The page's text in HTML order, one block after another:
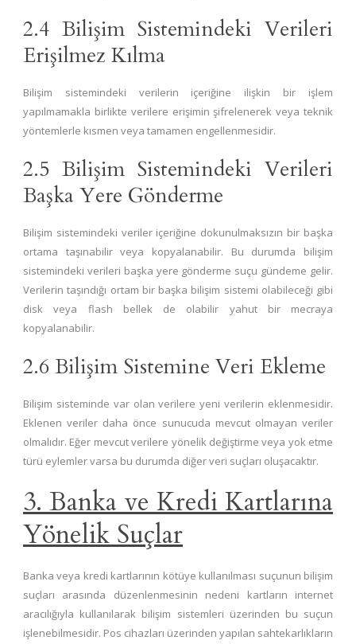
2.4 Bilişim Sistemindeki Verileri
Erişilmez Kılma
Bilişim sistemindeki verilerin içeriğine ilişkin bir işlem
yapılmamakla birlikte verilere erişimin şifrelenerek veya teknik
yöntemlerle kısmen veya tamamen engellenmesidir.
2.5 Bilişim Sistemindeki Verileri
Başka Yere Gönderme
Bilişim sistemindeki veriler içeriğine dokunulmaksızın bir başka
ortama taşınabilir veya kopyalanabilir. Bu durumda bilişim
sistemindeki verileri başka yere gönderme suçu gündeme gelir.
Verilerin taşındığı ortam bir başka bilişim sistemi olabileceği gibi
disk veya flash bellek de olabilir yahut bir mecraya
kopyalanabilir.
2.6 Bilişim Sistemine Veri Ekleme
Bilişim sisteminde var olan verilere yeni verilerin eklenmesidir.
Eklenen veriler daha önce sunucuda mevcut olmayan veriler
olmalıdır. Eğer mevcut verilere yönelik değiştirme veya yok etme
türü eylemler varsa bu durumda diğer veri suçları oluşacaktır.
3. Banka ve Kredi Kartlarına
Yönelik Suçlar
Banka veya kredi kartlarının kötüye kullanılması suçunun bilişim
suçları arasında düzenlenmesinin nedeni kartların internet
aracılığıyla kullanılarak bilişim sistemleri üzerinden bu suçun
işlenebilmesidir. Pos cihazları üzerinden yapılan sahtekarlıkların